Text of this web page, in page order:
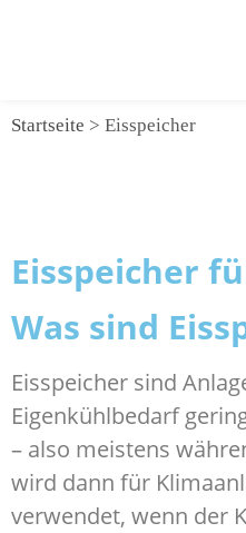
Startseite > Eisspeicher
Eisspeicher
Was sind
Eisspeicher sind
Eigenkühlbedarf
– also meistens
wird dann für
verwendet, wenn der